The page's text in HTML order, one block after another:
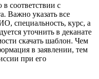
соответствии с
Важно указать все
специальность, курс, а
уточнить в деканате
скачать шаблон. Чем
в заявлении, тем
при его